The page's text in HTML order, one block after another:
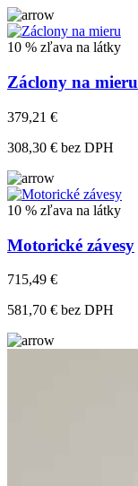
10 % zľava na látky
Záclony na mieru
379,21 €
308,30 € bez DPH
10 % zľava na látky
Motorické závesy
715,49 €
581,70 € bez DPH